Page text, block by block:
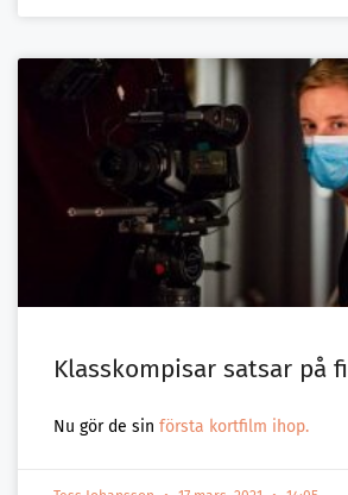
Klasskompisar satsar på
Nu gör de sin första kortfilm ihop.